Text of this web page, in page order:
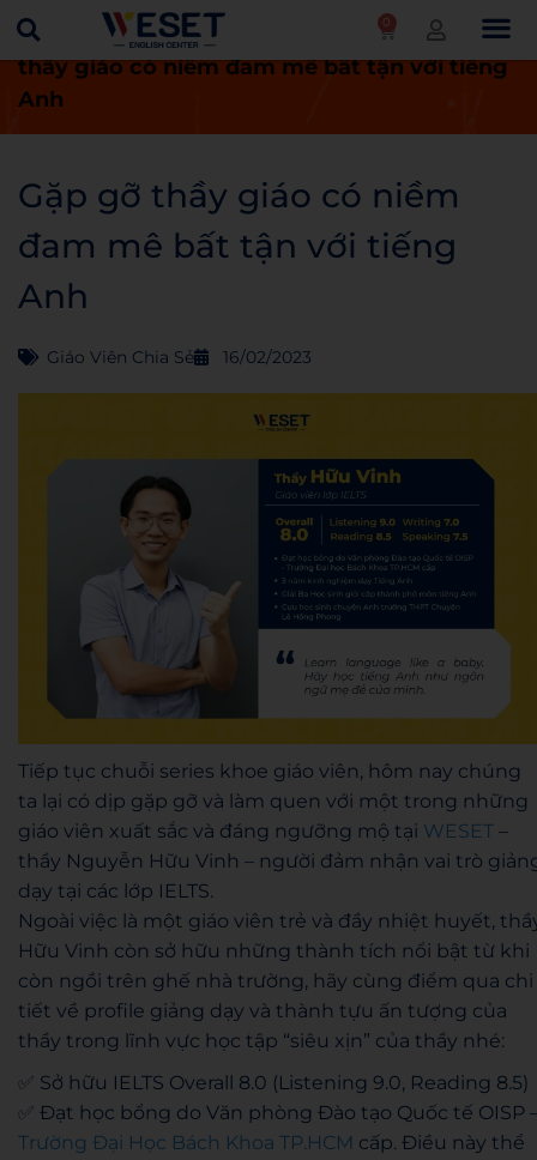
0
Trang chủ Giáo viên chia sẻ
Gặp gỡ
thầy giáo có niềm đam mê bất tận với tiếng
Anh
Gặp gỡ thầy giáo có niềm
đam mê bất tận với tiếng
Anh
Giáo Viên Chia Sẻ 16/02/2023
Tiếp tục chuỗi series khoe giáo viên, hôm nay chúng
ta lại có dịp gặp gỡ và làm quen với một trong những
giáo viên xuất sắc và đáng ngưỡng mộ tại WESET –
thầy Nguyễn Hữu Vinh – người đảm nhận vai trò
dạy tại các lớp IELTS.
Ngoài việc là một giáo viên trẻ và đầy nhiệt huyết,
Hữu Vinh còn sở hữu những thành tích nổi bật từ khi
còn ngồi trên ghế nhà trường, hãy cùng điểm qua chi
tiết về profile giảng dạy và thành tựu ấn tượng của
thầy trong lĩnh vực học tập “siêu xịn” của thầy nhé:
✅ Sở hữu IELTS Overall 8.0 (Listening 9.0, Reading 8.5)
✅ Đạt học bổng do Văn phòng Đào tạo Quốc tế OISP
Trường Đại Học Bách Khoa TP.HCM cấp. Điều này thể